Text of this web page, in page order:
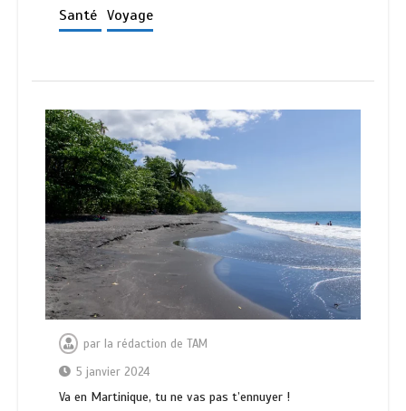
Santé Voyage
par la rédaction de TAM
5 janvier 2024
Va en Martinique, tu ne vas pas t’ennuyer !